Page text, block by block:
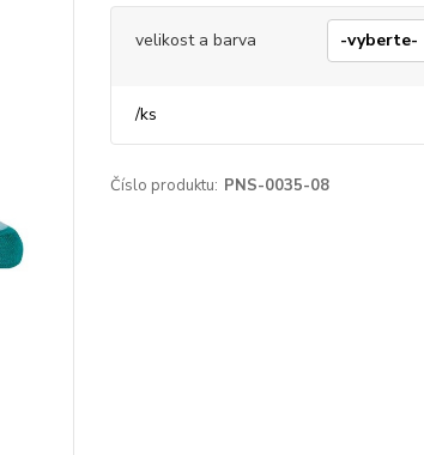
velikost a barva
/ks
Číslo produktu: PNS-0035-08